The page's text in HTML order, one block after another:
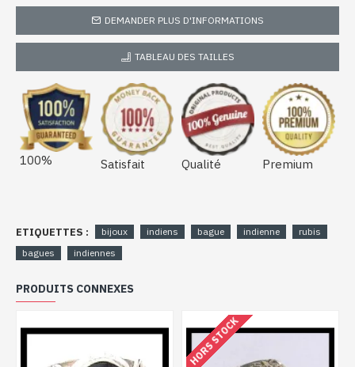
DEMANDER PLUS D'INFORMATIONS
TABLEAU DES TAILLES
100% Satisfait Qualité Premium
ETIQUETTES : bijoux indiens bague indienne
rubis
bagues
indiennes
PRODUITS CONNEXES
HORS STOCK